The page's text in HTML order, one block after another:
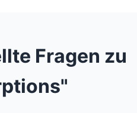
Fragen zu